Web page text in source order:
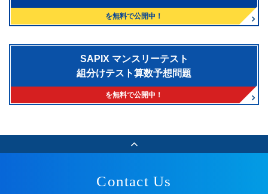
を無料で公開中！
SAPIX マンスリーテスト
組分けテスト算数予想問題
を無料で公開中！
Contact Us